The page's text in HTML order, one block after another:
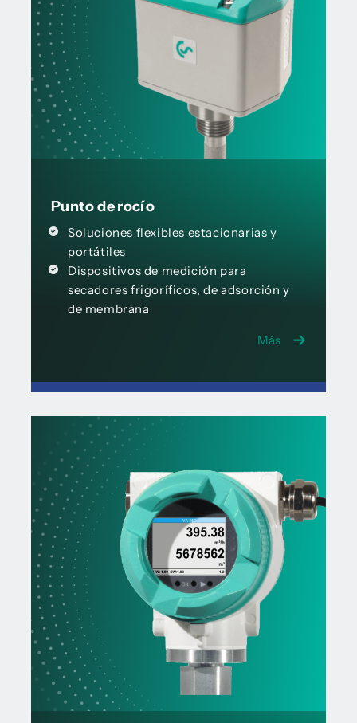
Punto de rocío
Soluciones flexibles estacionarias y
portátiles
Dispositivos de medición para
secadores frigoríficos, de adsorción y
de membrana
Más